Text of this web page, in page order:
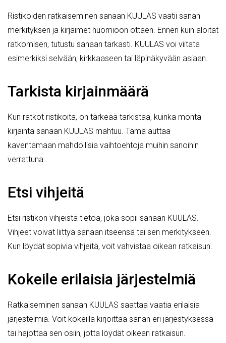
Ristikoiden ratkaiseminen sanaan KUULAS vaatii sanan
merkityksen ja kirjaimet huomioon ottaen. Ennen kuin aloitat
ratkomisen, tutustu sanaan tarkasti. KUULAS voi viitata
esimerkiksi selvään, kirkkaaseen tai läpinäkyvään asiaan.
Tarkista kirjainmäärä
Kun ratkot ristikoita, on tärkeää tarkistaa, kuinka monta
kirjainta sanaan KUULAS mahtuu. Tämä auttaa
kaventamaan mahdollisia vaihtoehtoja muihin sanoihin
verrattuna.
Etsi vihjeitä
Etsi ristikon vihjeistä tietoa, joka sopii sanaan KUULAS.
Vihjeet voivat liittyä sanaan itseensä tai sen merkitykseen.
Kun löydät sopivia vihjeitä, voit vahvistaa oikean ratkaisun.
Kokeile erilaisia järjestelmiä
Ratkaiseminen sanaan KUULAS saattaa vaatia erilaisia
järjestelmiä. Voit kokeilla kirjoittaa sanan eri järjestyksessä
tai hajottaa sen osiin, jotta löydät oikean ratkaisun.